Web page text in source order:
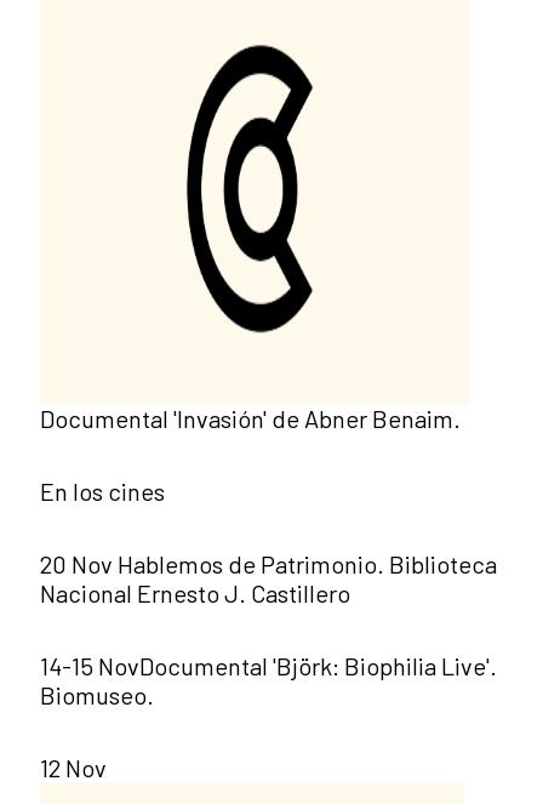
Documental 'Invasión' de Abner Benaim.
En los cines
20 Nov Hablemos de Patrimonio. Biblioteca
Nacional Ernesto J. Castillero
14-15 NovDocumental 'Björk: Biophilia Live'.
Biomuseo.
12 Nov